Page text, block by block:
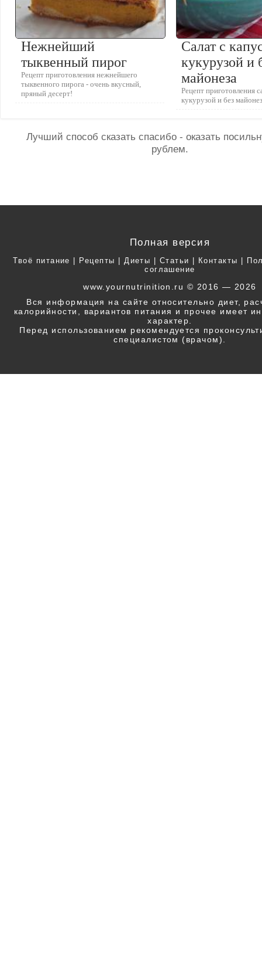
Нежнейший
тыквенный пирог
Рецепт приготовления нежнейшего
тыквенного пирога - очень вкусный,
пряный десерт!
Салат с
кукурузой и
майонеза
Рецепт приготовления
кукурузой и без
Лучший способ сказать спасибо - оказать
рублем.
Полная версия
Твоё питание Рецепты |Диеты Статьи Контакты
соглашение
www.yournutrinition.ru © 2016 — 2026
Вся информация на сайте относительно диет,
калорийности, вариантов питания и прочее имеет
характер.
Перед использованием рекомендуется
специалистом (врачом).